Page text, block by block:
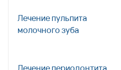
Лечение пульпита
молочного зуба